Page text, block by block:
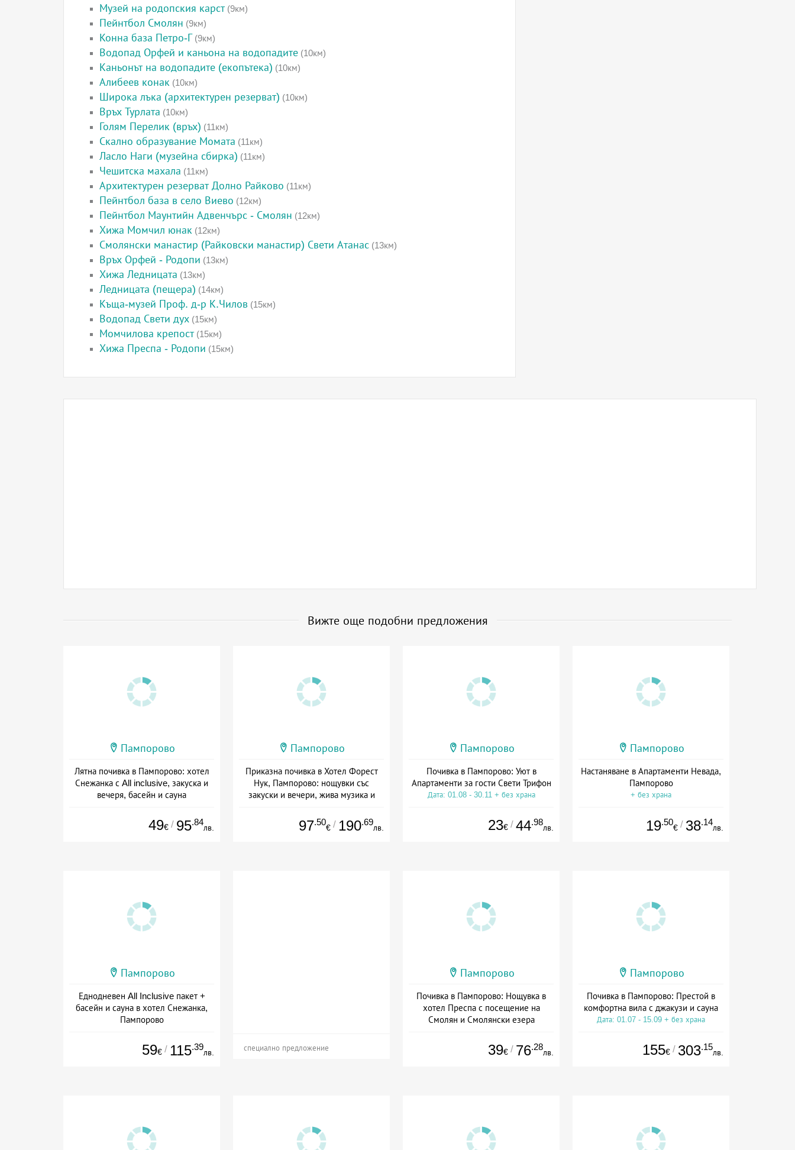
Музей на родопския карст(9км)
Пейнтбол Смолян (9км)
Конна база Петро-Г (9км)
Водопад Орфей и каньона на водопадите (10км)
Каньонът на водопадите (екопътека) (10км)
Алибеев конак (10км)
Широка лъка (архитектурен резерват) (10км)
Връх Турлата (10км)
Голям Перелик (връх) (11км)
Скално образувание Момата (11км)
Ласло Наги (музейна сбирка) (11км)
Чешитска махала (11км)
Архитектурен резерват Долно Райково (11км)
Пейнтбол база в село Виево (12км)
Пейнтбол Маунтийн Адвенчърс - Смолян (12км)
Хижа Момчил юнак (12км)
Смолянски манастир (Райковски манастир) Свети Атанас (13км)
Връх Орфей - Родопи (13км)
Хижа Ледницата (13км)
Ледницата (пещера) (14км)
Къща-музей Проф. д-р К.Чилов (15км)
Водопад Свети дух (15км)
Момчилова крепост(15км)
Хижа Преспа - Родопи (15км)
Вижте още подобни предложения
Пампорово
Лятна почивка в Пампорово: хотел
Снежанка с All inclusive, закуска и
вечеря, басейн и сауна
49€ / 95.84
лв.
Пампорово
Приказна почивка в Хотел Форест
Нук, Пампорово: нощувки със
закуски и вечери, жива музика и
Дата: 04.03 - 30.11 + полупансион
97.50
€ / 190.69
лв.
Пампорово
Почивка в Пампорово: Уют в
Апартаменти за гости Свети Трифон
Дата: 01.08 - 30.11 + без храна
23€ / 44.98
лв.
Пампорово
Настаняване в Апартаменти Невада,
Пампорово
+ без храна
19.50
€ / 38.14
лв.
Пампорово
Еднодневен All Inclusive пакет +
басейн и сауна в хотел Снежанка,
Пампорово
59€ / 115.39
лв. специално предложение
Пампорово
Почивка в Пампорово: Нощувка в
хотел Преспа с посещение на
Смолян и Смолянски езера
39€ / 76.28
лв.
Пампорово
Почивка в Пампорово: Престой в
комфортна вила с джакузи и сауна
Дата: 01.07 - 15.09 + без храна
155€ / 303.15
лв.